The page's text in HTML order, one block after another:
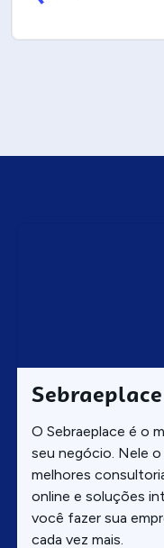
Sebraeplace
O Sebraeplace é o
seu negócio. Nele
melhores
online e soluções
você fazer sua
cada vez mais.